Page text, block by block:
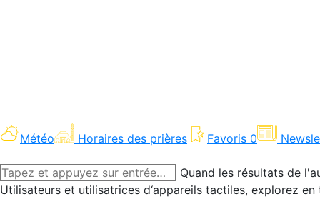
Météo Horaires des prières Favoris 0
Recherche
:
Quand les résultats de
Utilisateurs et utilisatrices d‘appareils tactiles, explorez